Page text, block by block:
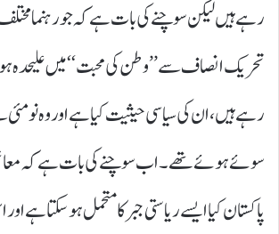
رہے ہیں لیکن سوچنے کی بات ہے کہ جو رہنما
تحریک انصاف سے ’’ وطن کی محبت‘‘ میں علیحدہ
رہے ہیں، ان کی سیاسی حیثیت کیا ہے اور وہ نو
سوئے ہوئے تھے۔ اب سوچنے کی بات ہے کہ معاشی
پاکستان کیا ایسے ریاستی جبر کا متحمل ہو سکتا